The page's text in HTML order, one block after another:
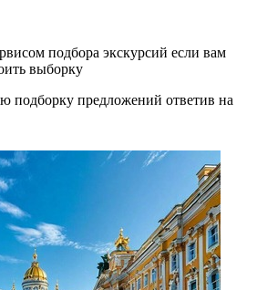
подбора экскурсий если вам
выборку
подборку предложений ответив на